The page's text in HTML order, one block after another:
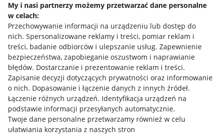
My i nasi partnerzy możemy przetwarzać dane personalne
w celach:
Przechowywanie informacji na urządzeniu lub dostęp do
nich. Spersonalizowane reklamy i treści, pomiar reklam i
treści, badanie odbiorców i ulepszanie usług. Zapewnienie
bezpieczeństwa, zapobieganie oszustwom i naprawianie
błędów. Dostarczanie i prezentowanie reklam i treści.
Zapisanie decyzji dotyczących prywatności oraz informowanie
o nich. Dopasowanie i łączenie danych z innych źródeł.
Łączenie różnych urządzeń. Identyfikacja urządzeń na
podstawie informacji przesyłanych automatycznie.
Twoje dane personalne przetwarzamy również w celu
ułatwiania korzystania z naszych stron
Allegro Gadane dla kupujących
Mapa miejscowości
Informacje prawne
Regulamin
Polityka plików "cookies"
Ustawienia plików "cookies"
Udostępnianie lokalizacji